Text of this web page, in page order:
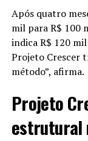
Após quatro
mil para R$ 100
indica R$ 120
Projeto Crescer
método”, afirma.
Projeto
estrutural